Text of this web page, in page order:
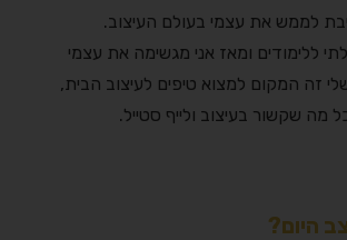
לממש את עצמי בעולם העיצוב.
ללימודים ומאז אני מגשימה את עצמי
זה המקום למצוא טיפים לעיצוב הבית,
מה שקשור בעיצוב ולייף סטייל.
היום?